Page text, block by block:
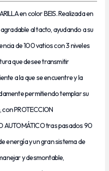
en color BEIS. Realizada en
al tacto, ayudando a su
de 100 vatios con 3 niveles
que desee transmitir
a la que se encuentre y la
permitiendo templar su
PROTECCION
AUTOMÁTICO tras pasados 90
energía y un gran sistema de
y desmontable,